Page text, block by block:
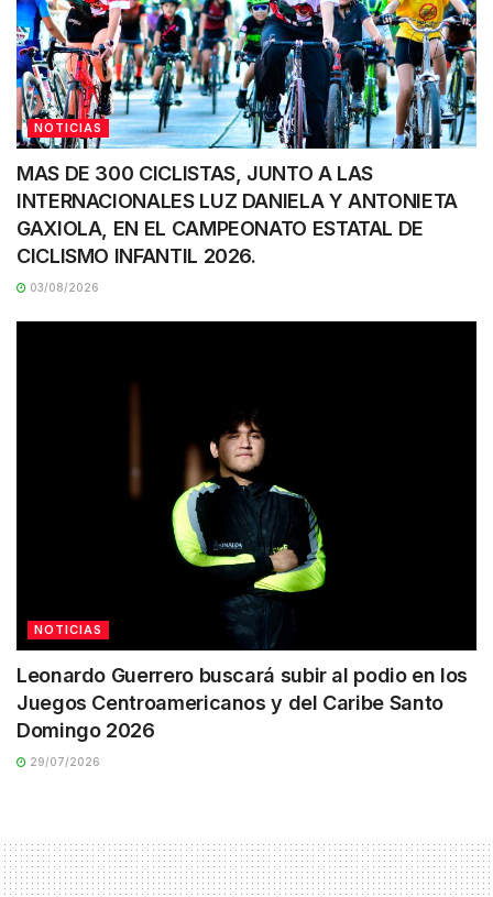
NOTICIAS
MAS DE 300 CICLISTAS, JUNTO A LAS
INTERNACIONALES LUZ DANIELA Y ANTONIETA
GAXIOLA, EN EL CAMPEONATO ESTATAL DE
CICLISMO INFANTIL 2026.
03/08/2026
NOTICIAS
Leonardo Guerrero buscará subir al podio en los
Juegos Centroamericanos y del Caribe Santo
Domingo 2026
29/07/2026